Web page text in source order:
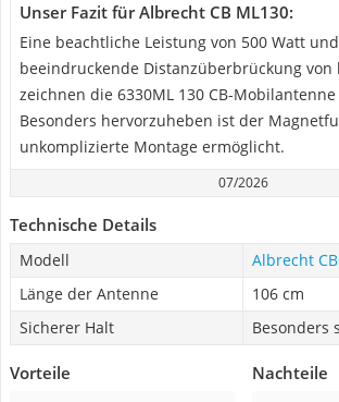
Unser Fazit für Albrecht CB ML130:
Eine beachtliche Leistung von 500 Watt
beeindruckende Distanzüberbrückung von
zeichnen die 6330ML 130 CB-
Besonders hervorzuheben ist der
unkomplizierte Montage ermöglicht.
07/2026
Technische Details
Modell
Albrecht
Länge der Antenne
106 cm
Sicherer Halt
Besonders
Vorteile Nachteile